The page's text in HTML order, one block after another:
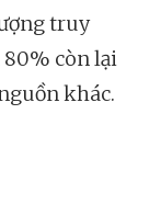
truy
còn lại
khác.